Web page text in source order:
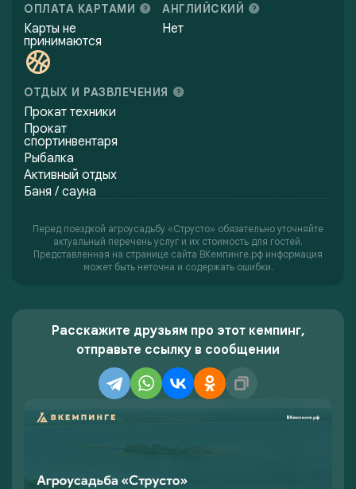
ОПЛАТА КАРТАМИ
Карты не
принимаются
АНГЛИЙСКИЙ
Нет
ОТДЫХ И РАЗВЛЕЧЕНИЯ
Прокат техники
Прокат
спортинвентаря
Рыбалка
Активный отдых
Баня / сауна
Перед поездкой агроусадьбу «Струсто» обязательно уточняйте
актуальный перечень услуг и их стоимость для гостей.
Представленная на странице сайта ВКемпинге.рф информация
может быть неточна и содержать ошибки.
Расскажите друзьям про этот кемпинг,
отправьте ссылку в сообщении